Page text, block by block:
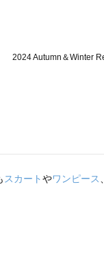
スカートやワンピース